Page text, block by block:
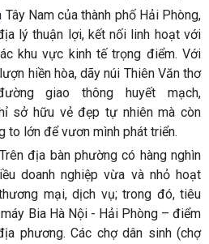
Nam của thành phố Hải Phòng,
lý thuận lợi, kết nối linh hoạt với
khu vực kinh tế trọng điểm. Với
hiền hòa, dãy núi Thiên Văn thơ
giao thông huyết mạch,
sở hữu vẻ đẹp tự nhiên mà còn
to lớn để vươn mình phát triển.
địa bàn phường có hàng nghìn
doanh nghiệp vừa và nhỏ hoạt
mại, dịch vụ; trong đó, tiêu
máy Bia Hà Nội - Hải Phòng – điểm
phương. Các chợ dân sinh (chợ